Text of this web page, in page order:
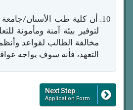
10. أن كلية طب الأسنان/جامعة
لتوفير بيئة آمنة
مخالفة الطالب لقواعد
التعهد، فأنه سوف يواجه
Next Step
Application Form